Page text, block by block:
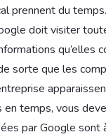
prennent du temps.
doit visiter
qu’elles
sorte que les
temps, vous
par Google sont